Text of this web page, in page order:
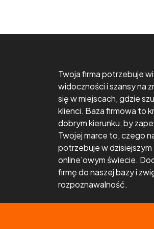
Twoja firma potrzebuje
widoczności i szansy na
się w miejscach, gdzie
klienci. Baza firmowa to
dobrym kierunku, by
Twojej marce to, czego
potrzebuje w dzisiejszym
online'owym świecie.
firmę do naszej bazy i
rozpoznawalność.